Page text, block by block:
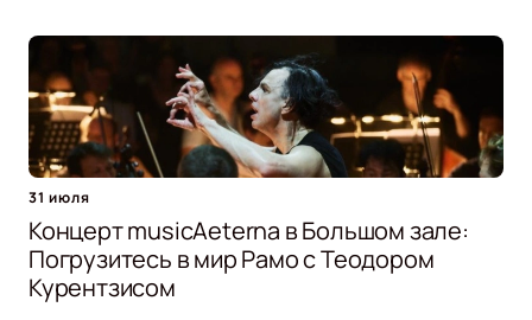
31 июля
Концерт musicAeterna в Большом зале:
Погрузитесь в мир Рамо с Теодором
Курентзисом